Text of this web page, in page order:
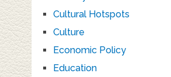
Cultural Hotspots
Culture
Economic Policy
Education